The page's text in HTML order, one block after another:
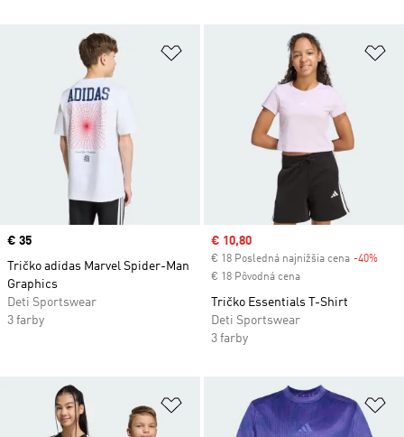
Pridať do zoznamu želaných
Price
€ 35
Tričko adidas Marvel Spider-Man
Graphics
Deti Sportswear
3 farby
Sale price
€ 10,80
€ 18 Posledná najnižšia cena -40%
€ 18 Pôvodná cena
Tričko Essentials T-Shirt
Deti Sportswear
3 farby
Pridať do zoznamu želaných